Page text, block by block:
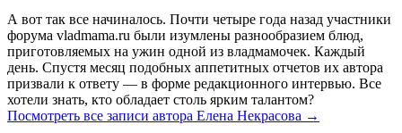
А вот так все начиналось. Почти четыре года назад участники
форума vladmama.ru были изумлены разнообразием блюд,
приготовляемых на ужин одной из владмамочек. Каждый
день. Спустя месяц подобных аппетитных отчетов их автора
призвали к ответу — в форме редакционного интервью. Все
хотели знать, кто обладает столь ярким талантом?
Посмотреть все записи автора Елена Некрасова →